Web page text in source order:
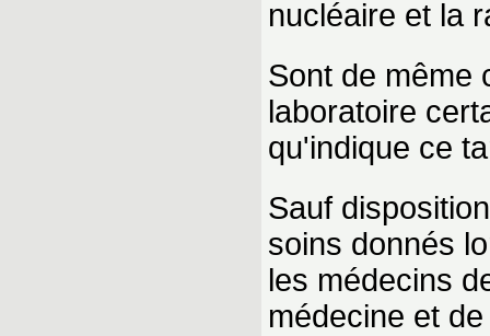
nucléaire et la
Sont de même
laboratoire
qu'indique ce
Sauf
soins donnés
les médecins
médecine et